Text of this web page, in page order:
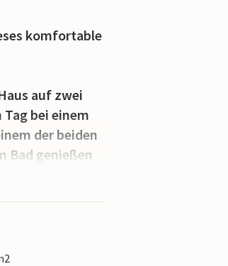
komfortable
auf zwei
bei einem
der beiden
Bad genießen
das Meer
auf dem